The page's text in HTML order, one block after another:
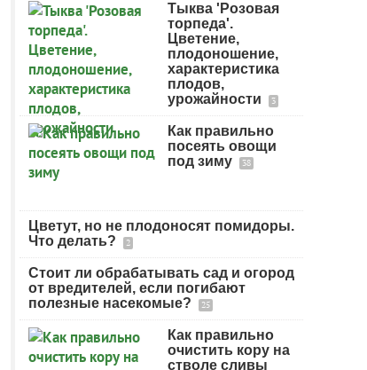
Тыква 'Розовая
торпеда'.
Цветение,
плодоношение,
характеристика
плодов,
урожайности
3
Как правильно
посеять овощи
под зиму
38
Цветут, но не плодоносят помидоры.
Что делать?
2
Стоит ли обрабатывать сад и огород
от вредителей, если погибают
полезные насекомые?
25
Как правильно
очистить кору на
стволе сливы